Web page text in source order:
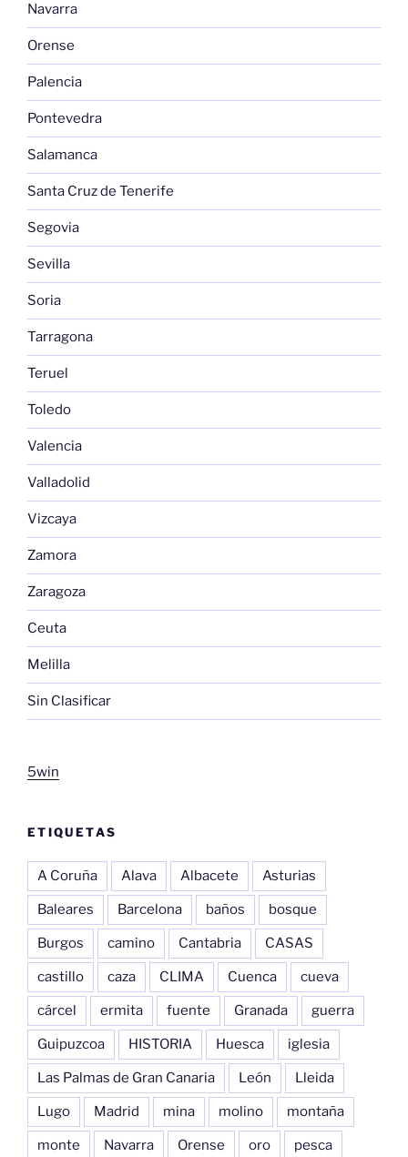
Navarra
Orense
Palencia
Pontevedra
Salamanca
Santa Cruz de Tenerife
Segovia
Sevilla
Soria
Tarragona
Teruel
Toledo
Valencia
Valladolid
Vizcaya
Zamora
Zaragoza
Ceuta
Melilla
Sin Clasificar
5win
ETIQUETAS
A Coruña Alava Albacete Asturias
Baleares Barcelona baños bosque
Burgos camino Cantabria CASAS
castillo caza CLIMA Cuenca cueva
cárcel ermita fuente Granada guerra
Guipuzcoa HISTORIA Huesca iglesia
Las Palmas de Gran Canaria León Lleida
Lugo Madrid mina molino montaña
monte Navarra Orense oro pesca